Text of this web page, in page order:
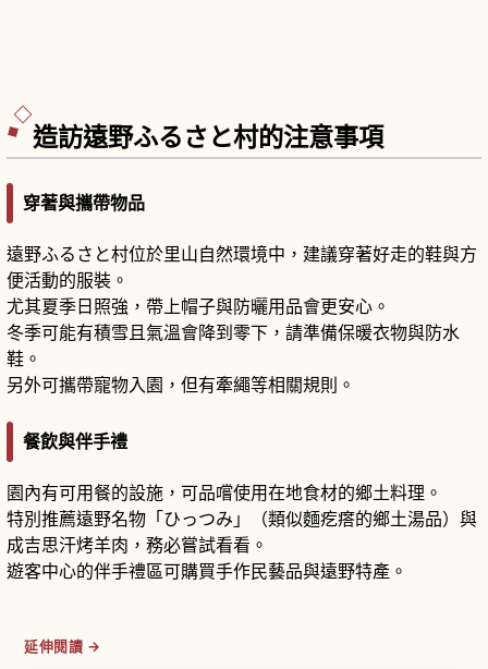
造訪遠野ふるさと村的注意事項
穿著與攜帶物品
遠野ふるさと村位於里山自然環境中，建議穿著好走的鞋與方
便活動的服裝。
尤其夏季日照強，帶上帽子與防曬用品會更安心。
冬季可能有積雪且氣溫會降到零下，請準備保暖衣物與防水
鞋。
另外可攜帶寵物入園，但有牽繩等相關規則。
餐飲與伴手禮
園內有可用餐的設施，可品嚐使用在地食材的鄉土料理。
特別推薦遠野名物「ひっつみ」（類似麵疙瘩的鄉土湯品）與
成吉思汗烤羊肉，務必嘗試看看。
遊客中心的伴手禮區可購買手作民藝品與遠野特產。
延伸閱讀 →